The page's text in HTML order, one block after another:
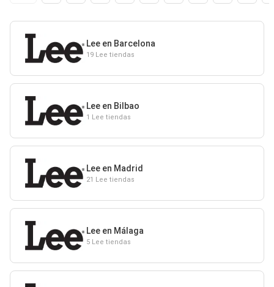
Lee en Barcelona
19 Lee tiendas
Lee en Bilbao
1 Lee tiendas
Lee en Madrid
21 Lee tiendas
Lee en Málaga
5 Lee tiendas